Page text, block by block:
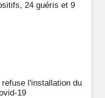
24 guéris et 9
l'installation du
19